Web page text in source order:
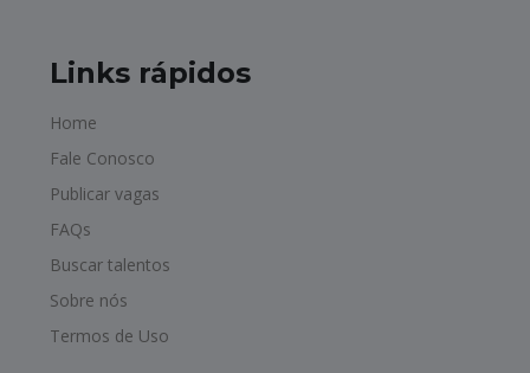
Links rápidos
Home
Fale Conosco
Publicar vagas
FAQs
Buscar talentos
Sobre nós
Termos de Uso